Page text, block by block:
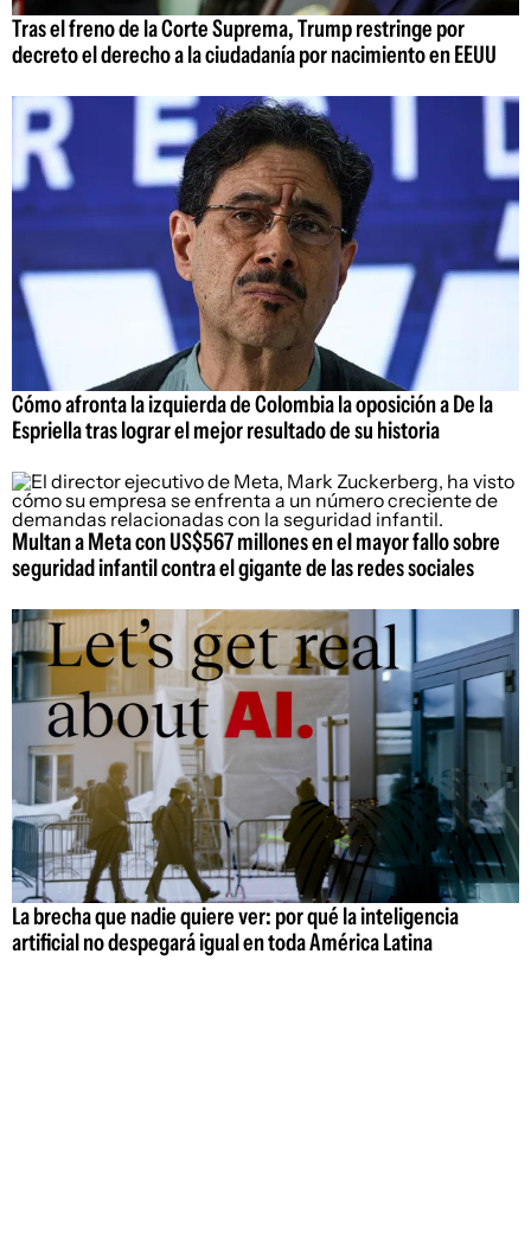
Tras el freno de la Corte Suprema, Trump restringe por
decreto el derecho a la ciudadanía por nacimiento en EEUU
Cómo afronta la izquierda de Colombia la oposición a De la
Espriella tras lograr el mejor resultado de su historia
Multan a Meta con US$567 millones en el mayor fallo sobre
seguridad infantil contra el gigante de las redes sociales
La brecha que nadie quiere ver: por qué la inteligencia
artificial no despegará igual en toda América Latina